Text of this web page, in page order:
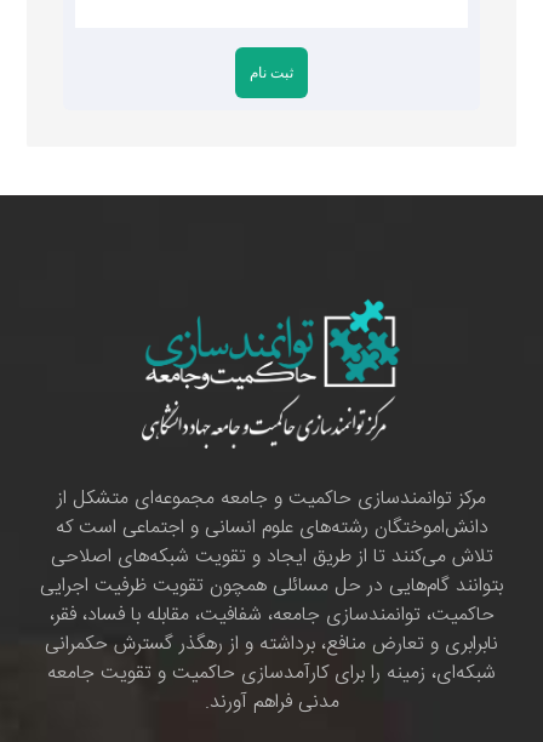
مرکز توانمندسازی حاکمیت و جامعه مجموعه‌ای متشکل از
دانش‌اموختگان رشته‌های علوم انسانی و اجتماعی است که
تلاش می‌کنند تا از طریق ایجاد و تقویت شبکه‌های اصلاحی
بتوانند گام‌هایی در حل مسائلی همچون تقویت ظرفیت اجرایی
حاکمیت، توانمندسازی جامعه، شفافیت، مقابله با فساد، فقر،
نابرابری و تعارض منافع، برداشته و از رهگذر گسترش حکمرانی
شبکه‌ای، زمینه را برای کارآمدسازی حاکمیت و تقویت جامعه
مدنی فراهم آورند.